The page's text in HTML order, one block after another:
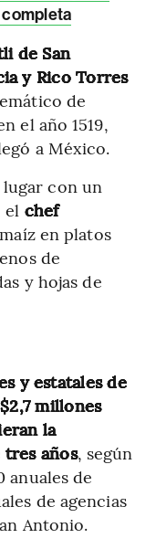
completa
de San
y Rico Torres
de
el año 1519,
a México.
con un
el chef
en platos
de
y hojas de
y estatales de
millones
la
años, según
anuales de
de agencias
Antonio.